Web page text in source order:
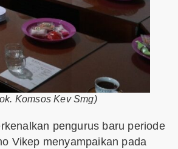
Komsos Kev Smg)
pengurus baru periode
Vikep menyampaikan pada